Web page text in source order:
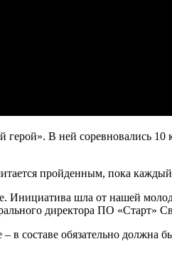
В ней соревновались
пройденным, пока
шла от нашей
директора ПО «Старт»
в составе обязательно